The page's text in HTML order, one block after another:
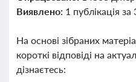
Виявлено: 1 публікація
На основі зібраних
короткі відповіді на
дізнаєтесь: